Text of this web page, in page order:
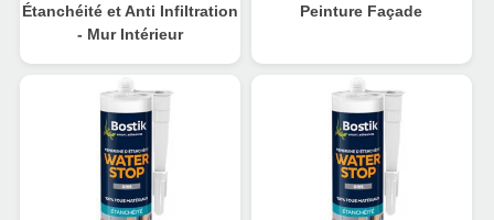
Étanchéité et Anti Infiltration
- Mur Intérieur
Peinture Façade